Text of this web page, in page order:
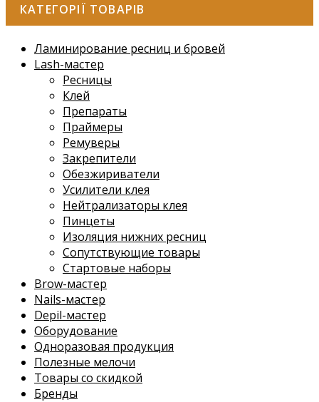
КАТЕГОРІЇ ТОВАРІВ
Ламинирование ресниц и бровей
Lash-мастер
Ресницы
Клей
Препараты
Праймеры
Ремуверы
Закрепители
Обезжириватели
Усилители клея
Нейтрализаторы клея
Пинцеты
Изоляция нижних ресниц
Сопутствующие товары
Стартовые наборы
Brow-мастер
Nails-мастер
Depil-мастер
Оборудование
Одноразовая продукция
Полезные мелочи
Товары со скидкой
Бренды